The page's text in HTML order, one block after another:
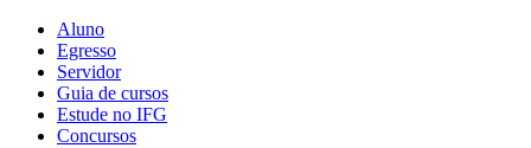
Aluno
Egresso
Servidor
Guia de cursos
Estude no IFG
Concursos